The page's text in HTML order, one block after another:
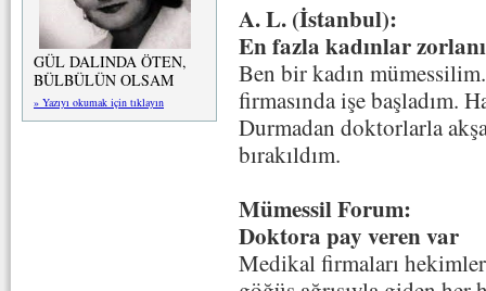
GÜL DALINDA ÖTEN,
BÜLBÜLÜN OLSAM
» Yazıyı okumak için tıklayın
A. L. (İstanbul):
En fazla kadınlar
Ben bir kadın
firmasında işe başladım.
Durmadan doktorlarla
bırakıldım.
Mümessil Forum:
Doktora pay veren var
Medikal firmaları